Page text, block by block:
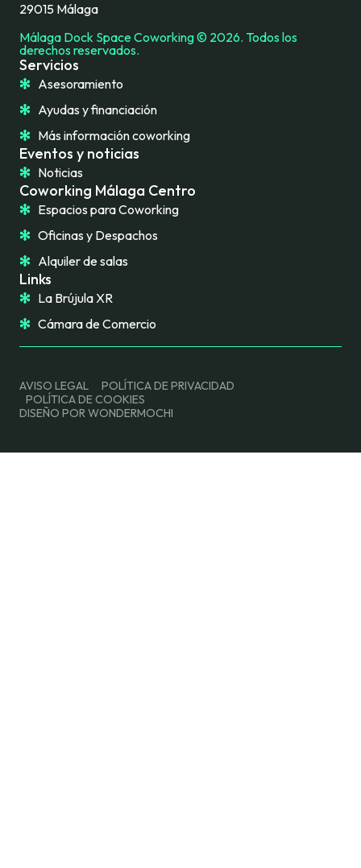
Coworking Málaga Centro
Espacios para Coworking
Oficinas y Despachos
Alquiler de salas
Links
La Brújula XR
Cámara de Comercio
Servicios
Asesoramiento
Ayudas y financiación
Más información coworking
Eventos y noticias
Noticias
29015 Málaga
Málaga Dock Space Coworking © 2026. Todos los
derechos reservados.
AVISO LEGAL
POLÍTICA DE PRIVACIDAD
POLÍTICA DE COOKIES
DISEÑO POR WONDERMOCHI